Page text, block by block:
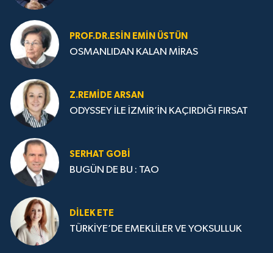
PROF.DR.ESIN EMIN ÜSTÜN
OSMANLIDAN KALAN MİRAS
Z.REMIDE ARSAN
ODYSSEY İLE İZMİR’İN KAÇIRDIĞI FIRSAT
SERHAT GOBİ
BUGÜN DE BU : TAO
DILEK ETE
TÜRKİYE’DE EMEKLİLER VE YOKSULLUK